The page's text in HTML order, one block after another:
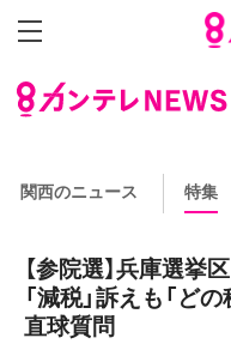
関西のニュース 特集
【参院選】兵庫選挙
「減税」訴えも「ど
直球質問